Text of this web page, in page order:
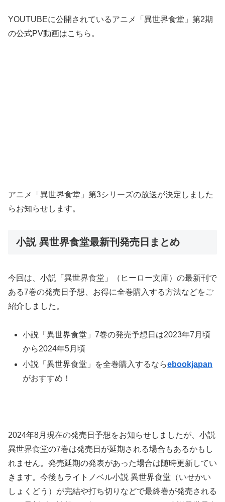
YOUTUBEに公開されているアニメ「異世界食堂」第2期
の公式PV動画はこちら。
アニメ「異世界食堂」第3シリーズの放送が決定しました
らお知らせします。
小説 異世界食堂最新刊発売日まとめ
今回は、小説「異世界食堂」（ヒーロー文庫）の最新刊で
ある7巻の発売日予想、お得に全巻購入する方法などをご
紹介しました。
小説「異世界食堂」7巻の発売予想日は2023年7月頃
から2024年5月頃
小説「異世界食堂」を全巻購入するならebookjapan
がおすすめ！
2024年8月現在の発売日予想をお知らせしましたが、小説
異世界食堂の7巻は発売日が延期される場合もあるかもし
れません。発売延期の発表があった場合は随時更新してい
きます。今後もライトノベル小説 異世界食堂（いせかい
しょくどう）が完結や打ち切りなどで最終巻が発売される